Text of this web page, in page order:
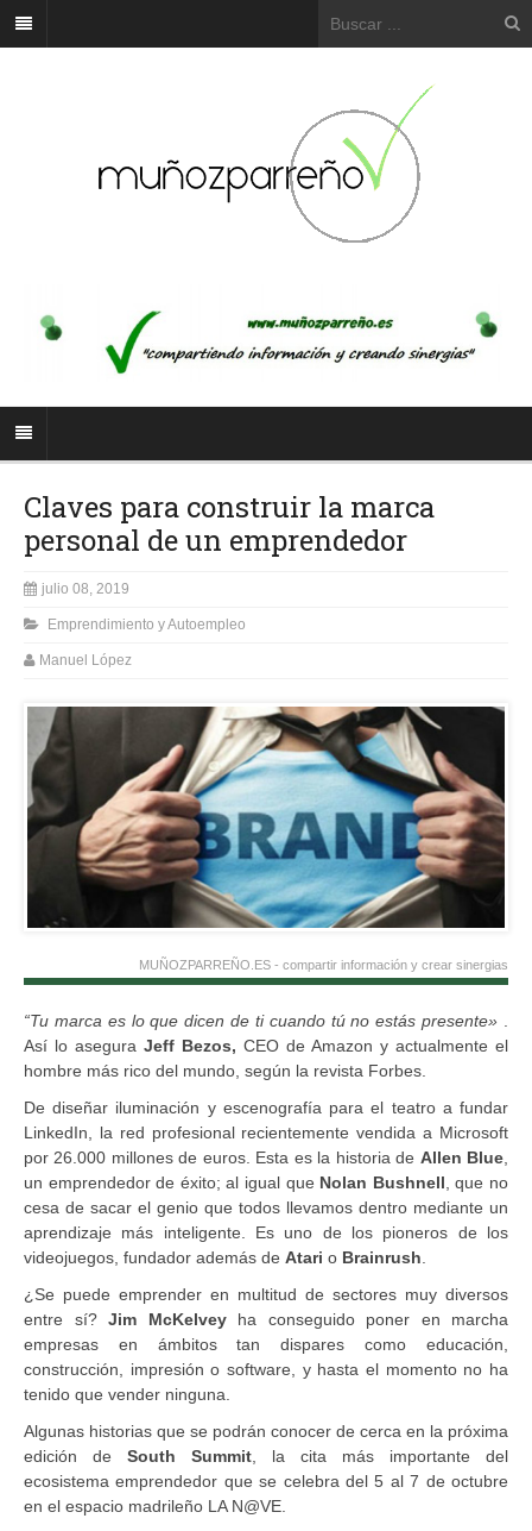
Claves para construir la marca
personal de un emprendedor
julio 08, 2019
Emprendimiento y Autoempleo
Manuel López
MUÑOZPARREÑO.ES - compartir información y crear sinergias
“Tu marca es lo que dicen de ti cuando tú no estás presente»
Así lo asegura Jeff Bezos, CEO de Amazon y actualmente el
hombre más rico del mundo, según la revista Forbes.
De diseñar iluminación y escenografía para el teatro a fundar
LinkedIn, la red profesional recientemente vendida a Microsoft
por 26.000 millones de euros. Esta es la historia de Allen Blue
un emprendedor de éxito; al igual que Nolan Bushnell , que no
cesa de sacar el genio que todos llevamos dentro mediante un
aprendizaje más inteligente. Es uno de los pioneros de los
videojuegos, fundador además de Atari o Brainrush
¿Se puede emprender en multitud de sectores muy diversos
entre sí? Jim McKelveyha conseguido poner en marcha
empresas en ámbitos tan dispares como educación,
construcción, impresión o software, y hasta el momento no ha
tenido que vender ninguna.
Algunas historias que se podrán conocer de cerca en la próxima
edición de South Summit , la cita más importante del
ecosistema emprendedor que se celebra del 5 al 7 de octubre
en el espacio madrileño LA N@VE.